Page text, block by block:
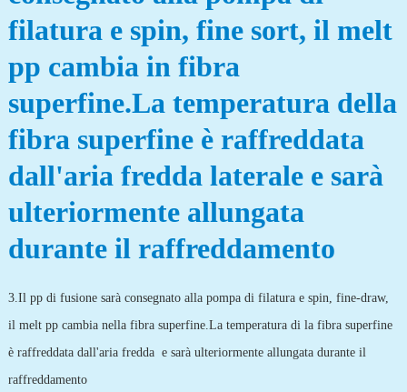
filatura e spin, fine sort, il melt
pp cambia in fibra
superfine.La temperatura della
fibra superfine è raffreddata
dall'aria fredda laterale e sarà
ulteriormente allungata
durante il raffreddamento
3.Il pp di fusione sarà consegnato alla pompa di filatura e spin, fine-draw,
il melt pp cambia nella fibra superfine.La temperatura di la fibra superfine
è raffreddata dall'aria fredda e sarà ulteriormente allungata durante il
raffreddamento